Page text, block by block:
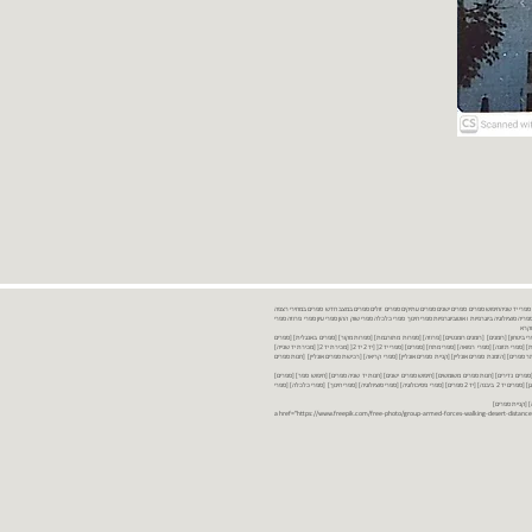
ספרים יד שניה ספרים משומשים ספרים חדשים ספרים יד 2 מכירת ספרים יד שניה ספרי יד שניהחיפוש ספרים ספרים ישנים ספרים עתיקים ספרים זולים ספרים במצב חדש ספרים במחירי רצפה
במבצע ספרים יד 2 ברמת גן ספרים יד 2 ביבנה יד 2 ספרים ספרי פסיכולוגיה ספריה סוציולוגיה ביוגרפיות ו אוטוביוגרפיות ספרי חינוך ספרי כלכלה ספרי שוק ההון ספרי עיון ספרי פרוזה ספרי
ביטחון] [רומנים] [רומנים רומנטיים] [פרוזה] [ספרות מתורגמת] [ספרות מקור] [ספרים באנגלית] [ספרים
חדשים מהחנות] [ספרים מומלצים] [ספרי בישול] [ספרי עידן חדש] [ספרי עסקים] [ספרי מורשת] [מחזות] [ספרי שירה] [ספרי בריאות] [ספרי תזונה] [ספרי רפואה] [ספרי מתח] [ספרים] [ספרי יד 2[ [יד 2 יד 2[ [מכירת יד 2[ [מכירת יד שנייה]
יד 2[ [ספר] [ספרים יד 2[ [הזמנת ספרים] [יד 2 ספרים] [ספרים בזול] [אתר ספרים] [הזמנת ספרים אונליין] [קניית ספרים אונליין] [ספרי קריאה] [רכישת ספרים אונליין] [חנות ספרים
נדירים] [חנות ספרים משומשים] [חיפוש ספרים ישנים] [חנות יד שניה ספרים] [חיפוש ספר] [ספרים]
[חנות ספרים זולים] [ספרים חדשים] [ספרים במחירי רצפה] [ספרים במשלוח חינם] [ספרים במשלוח עד הבית] [ספרים יד 2 ברמת גן] [ספרים יד 2 ביבנה] [יד 2 ספרים] [ספרי פסיכולוגיה] [ספרי סוציולוגיה] [ספרי חינוך] [ספרי כלכלה] [ספרי
[קניית ספרים]
<a href="https://www.freepik.com/free-photo/group-armed-forces-walking-desert-